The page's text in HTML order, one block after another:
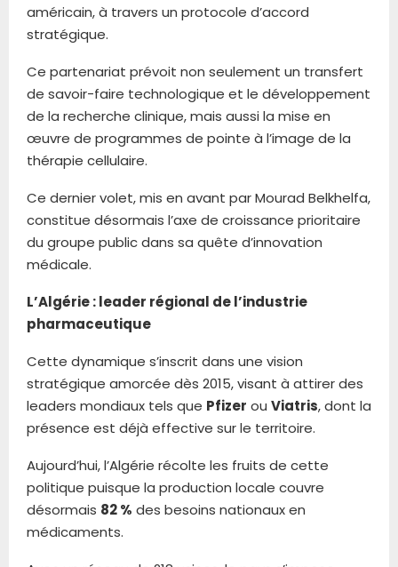
américain, à travers un protocole d’accord
stratégique.
Ce partenariat prévoit non seulement un transfert
de savoir-faire technologique et le développement
de la recherche clinique, mais aussi la mise en
œuvre de programmes de pointe à l’image de la
thérapie cellulaire.
Ce dernier volet, mis en avant par Mourad Belkhelfa,
constitue désormais l’axe de croissance prioritaire
du groupe public dans sa quête d’innovation
médicale.
L’Algérie : leader régional de l’industrie
pharmaceutique
Cette dynamique s’inscrit dans une vision
stratégique amorcée dès 2015, visant à attirer des
leaders mondiaux tels que Pfizer ou Viatris, dont la
présence est déjà effective sur le territoire.
Aujourd’hui, l’Algérie récolte les fruits de cette
politique puisque la production locale couvre
désormais 82 % des besoins nationaux en
médicaments.